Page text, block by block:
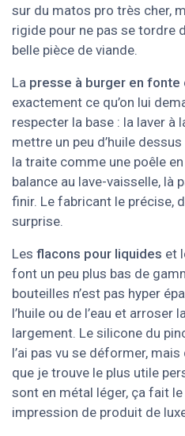
sur du matos pro très cher,
rigide pour ne pas se tordre
belle pièce de viande.
La presse à burger en fonte
exactement ce qu’on lui
respecter la base : la laver à
mettre un peu d’huile
la traite comme une poêle
balance au lave-vaisselle, là
finir. Le fabricant le précise,
surprise.
Les flacons pour liquides et
font un peu plus bas de
bouteilles n’est pas hyper
l’huile ou de l’eau et arroser
largement. Le silicone du
l’ai pas vu se déformer, mais
que je trouve le plus utile
sont en métal léger, ça fait
impression de produit de